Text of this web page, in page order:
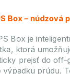
Box – núdzová
Box je
ktorá
prejsť do off-
výpadku prúdu.